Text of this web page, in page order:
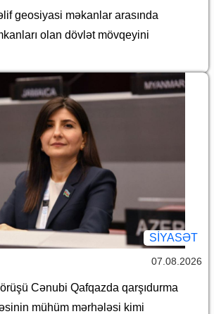
geosiyasi məkanlar arasında
olan dövlət mövqeyini
SİYASƏT
07.08.2026
Cənubi Qafqazda qarşıdurma
mühüm mərhələsi kimi